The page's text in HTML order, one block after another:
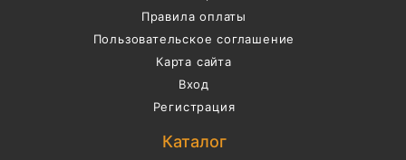
Правила оплаты
Пользовательское соглашение
Карта сайта
Вход
Регистрация
Каталог